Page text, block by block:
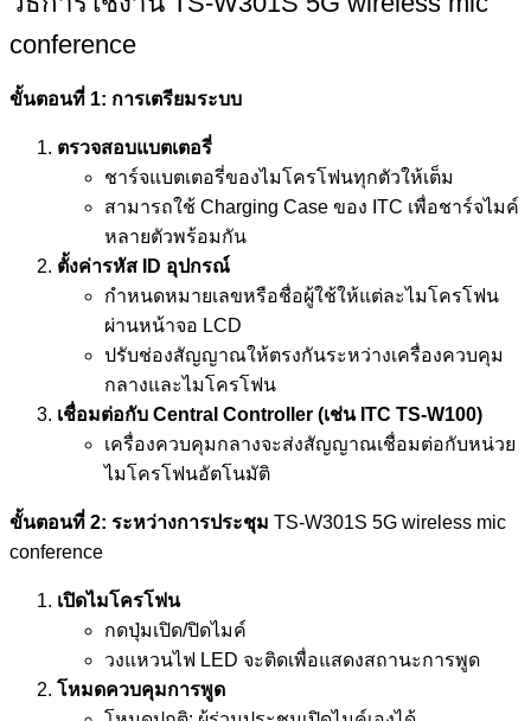
conference
ขั้นตอนที่ 1: การเตรียมระบบ
ตรวจสอบแบตเตอรี่
ชาร์จแบตเตอรี่ของไมโครโฟนทุกตัวให้เต็ม
สามารถใช้ Charging Case ของ ITC เพื่อชาร์จไมค์
หลายตัวพร้อมกัน
ตั้งค่ารหัส
ID อุปกรณ์
กำหนดหมายเลขหรือชื่อผู้ใช้ให้แต่ละไมโครโฟน
ผ่านหน้าจอ LCD
ปรับช่องสัญญาณให้ตรงกันระหว่างเครื่องควบคุม
กลางและไมโครโฟน
เชื่อมต่อกับ Central Controller (เช่น ITC TS-W100)
เครื่องควบคุมกลางจะส่งสัญญาณเชื่อมต่อกับหน่วย
ไมโครโฟนอัตโนมัติ
ขั้นตอนที่ 2: ระหว่างการประชุม TS-W301S 5G wireless mic
conference
เปิดไมโครโฟน
กดปุ่มเปิด/ปิดไมค์
วงแหวนไฟ LED จะติดเพื่อแสดงสถานะการพูด
โหมดควบคุมการพูด